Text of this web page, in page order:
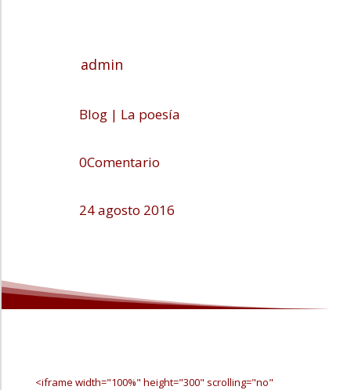
admin
Blog | La poesía
0Comentario
24 agosto 2016
<iframe width="100%" height="300" scrolling="no"